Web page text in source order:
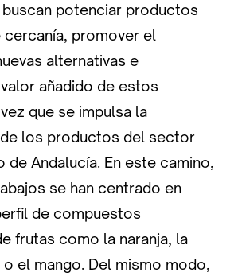
buscan potenciar productos
cercanía, promover el
alternativas e
añadido de estos
que se impulsa la
los productos del sector
de Andalucía. En este camino,
se han centrado en
de compuestos
frutas como la naranja, la
o el mango. Del mismo modo,